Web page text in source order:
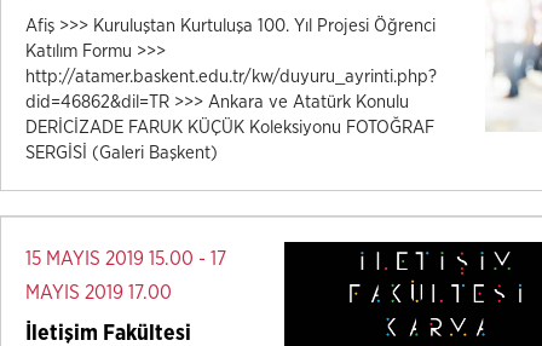
Afiş >>> Kuruluştan Kurtuluşa 100. Yıl Projesi Öğrenci
Katılım Formu >>>
http://atamer.baskent.edu.tr/kw/duyuru_ayrinti.php?
did=46862&dil=TR >>> Ankara ve Atatürk Konulu
DERİCİZADE FARUK KÜÇÜK Koleksiyonu FOTOĞRAF
SERGİSİ (Galeri Başkent)
15 MAYIS 2019 15.00 - 17
MAYIS 2019 17.00
İletişim Fakültesi